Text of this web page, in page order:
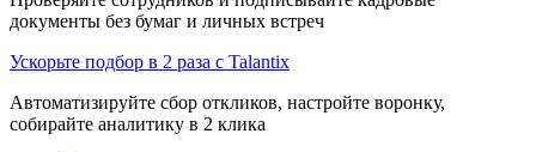
документы без бумаг и личных встреч
Ускорьте подбор в 2 раза с Talantix
Автоматизируйте сбор откликов, настройте воронку,
собирайте аналитику в 2 клика